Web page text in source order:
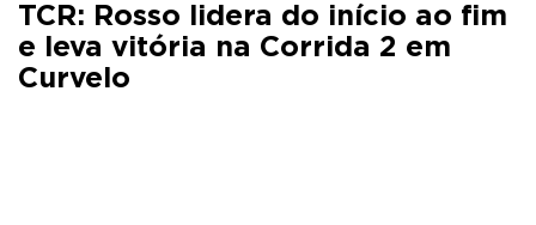
TCR: Rosso lidera do início ao fim
e leva vitória na Corrida 2 em
Curvelo